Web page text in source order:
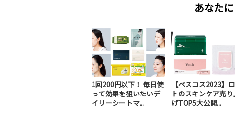
あなた
1回200円以下！ 毎日使
って効果を狙いたいデ
イリーシートマ...
【ベスコス2023】
トのスキンケア売り
げTOP5大公開...